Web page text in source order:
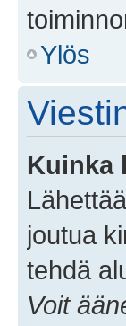
Ylös
Kuinka
joutua
tehdä
Voit